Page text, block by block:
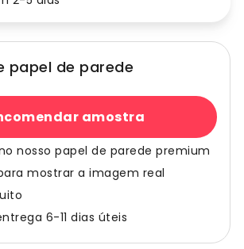
papel de parede
amostra
nosso papel de parede premium
mostrar a imagem real
6-11 dias úteis